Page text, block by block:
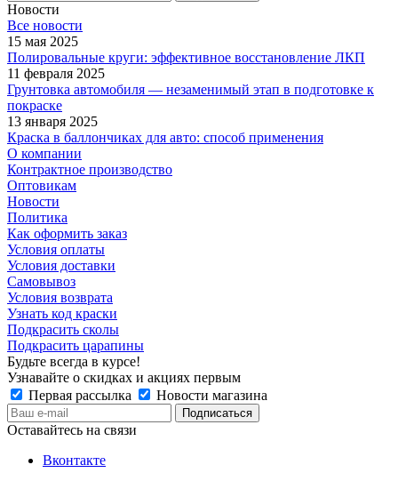
Новости
Все новости
15 мая 2025
Полировальные круги: эффективное восстановление ЛКП
11 февраля 2025
Грунтовка автомобиля — незаменимый этап в подготовке к
покраске
13 января 2025
Краска в баллончиках для авто: способ применения
О компании
Контрактное производство
Оптовикам
Новости
Политика
Как оформить заказ
Условия оплаты
Условия доставки
Самовывоз
Условия возврата
Узнать код краски
Подкрасить сколы
Подкрасить царапины
Будьте всегда в курсе!
Узнавайте о скидках и акциях первым
Первая рассылка
Новости магазина
Оставайтесь на связи
Вконтакте